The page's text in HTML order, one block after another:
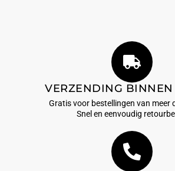
VERZENDING
Gratis voor bestellingen van meer
Snel en eenvoudig